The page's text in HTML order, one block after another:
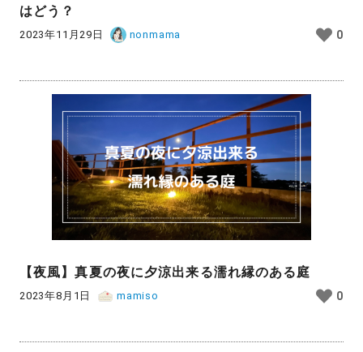
はどう？
2023年11月29日 nonmama 0
【夜風】真夏の夜に夕涼出来る濡れ縁のある庭
2023年8月1日 mamiso 0